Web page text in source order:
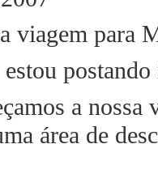
viagem para
a
área de